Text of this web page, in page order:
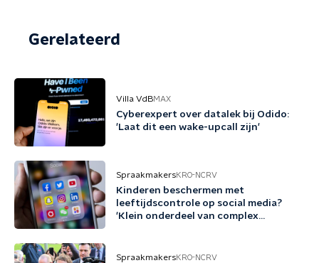
Gerelateerd
Villa VdBMAX
Cyberexpert over datalek bij Odido:
'Laat dit een wake-upcall zijn'
SpraakmakersKRO-NCRV
Kinderen beschermen met
leeftijdscontrole op social media?
'Klein onderdeel van complex
SpraakmakersKRO-NCRV